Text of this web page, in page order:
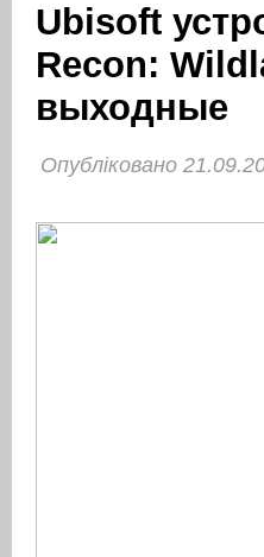
Ubisoft
Recon:
выходные
Опубліковано